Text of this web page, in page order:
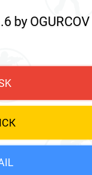
by OGURCOV